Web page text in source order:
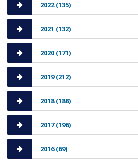
2022 (135)
2021 (132)
2020 (171)
2019 (212)
2018 (188)
2017 (196)
2016 (69)